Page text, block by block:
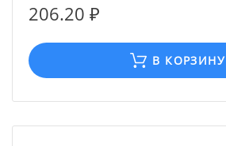
206.20 ₽
В КОРЗИНУ